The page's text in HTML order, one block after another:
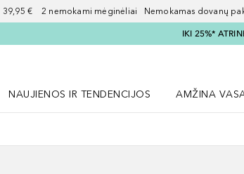
39,95 € 2 nemokami mėginėliai Nemokamas dovanų
IKI 25%*
NAUJIENOS IR TENDENCIJOS
AMŽINA